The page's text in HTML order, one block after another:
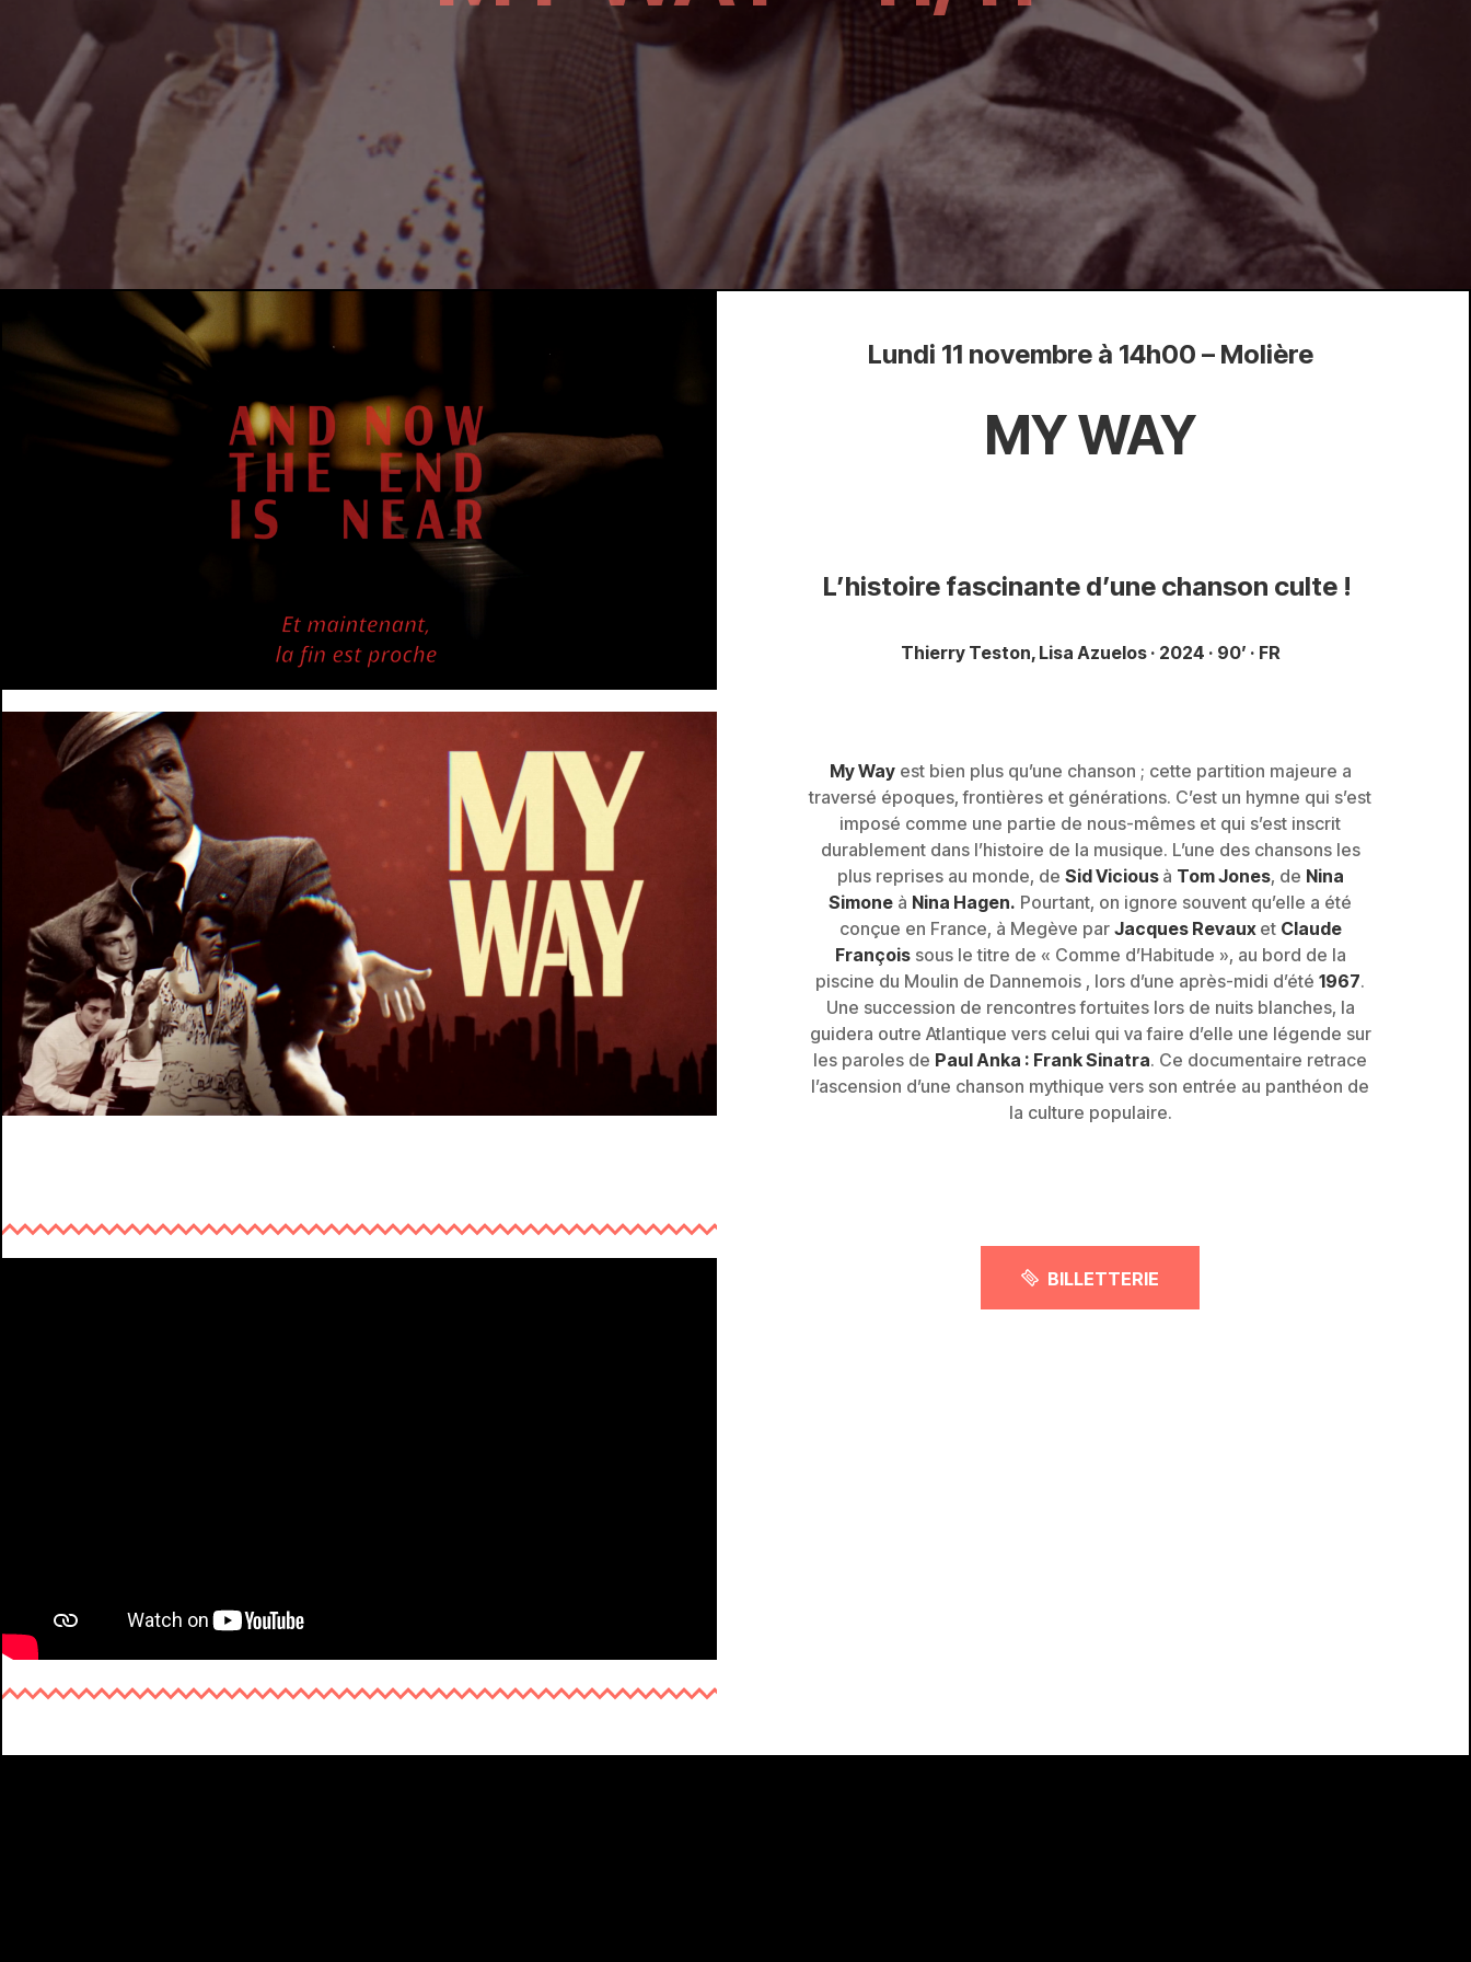
Lundi 11 novembre à 14h00 – Molière
MY WAY
L’histoire fascinante d’une chanson culte !
Thierry Teston, Lisa Azuelos · 2024 · 90’ · FR
My Wayest bien plus qu’une chanson ; cette partition majeure a
traversé époques, frontières et générations. C’est un hymne qui s’est
imposé comme une partie de nous-mêmes et qui s’est inscrit
durablement dans l’histoire de la musique. L’une des chansons les
plus reprises au monde, de Sid Vicious à Tom Jones, de Nina
Simone à Nina Hagen. Pourtant, on ignore souvent qu’elle a été
conçue en France, à Megève par Jacques Revaux et Claude
Françoissous le titre de « Comme d’Habitude », au bord de la
piscine du Moulin de Dannemois , lors d’une après-midi d’été1967.
Une succession de rencontres fortuites lors de nuits blanches, la
guidera outre Atlantique vers celui qui va faire d’elle une légende sur
les paroles de Paul Anka : Frank Sinatra. Ce documentaire retrace
l’ascension d’une chanson mythique vers son entrée au panthéon de
la culture populaire.
BILLETTERIE